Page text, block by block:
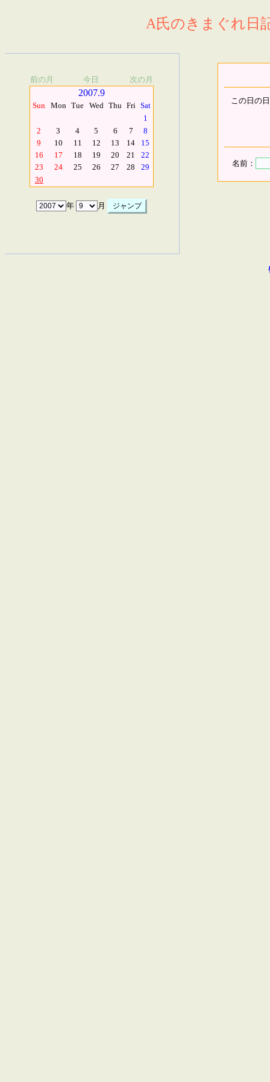
A氏のきまぐれ日
前の月 今日 次の月
2007.9
Sun Mon Tue Wed Thu Fri Sat
1
2
3 4 5 6 7
8
9
10 11 12 13 14
15
16
17 18 19 20 21
22
23
24 25 26 27 28
29
30
年 月
この日の
名前：